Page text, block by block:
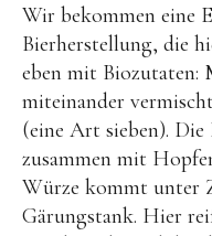
Wir bekommen eine
Bierherstellung, die
eben mit Biozutaten:
miteinander
(eine Art sieben).
zusammen mit
Würze kommt unter
Gärungstank. Hier